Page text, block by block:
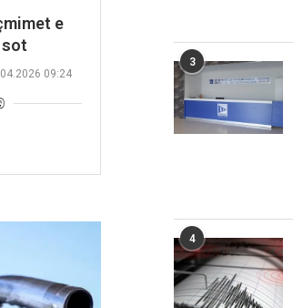
e
sot
09:24
3
4